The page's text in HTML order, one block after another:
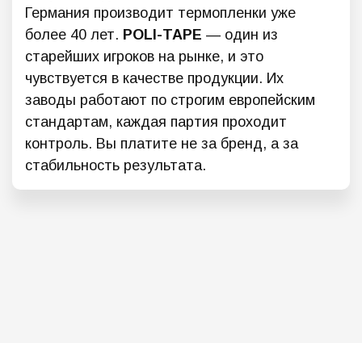
Германия производит термопленки уже
более 40 лет. POLI-TAPE — один из
старейших игроков на рынке, и это
чувствуется в качестве продукции. Их
заводы работают по строгим европейским
стандартам, каждая партия проходит
контроль. Вы платите не за бренд, а за
стабильность результата.